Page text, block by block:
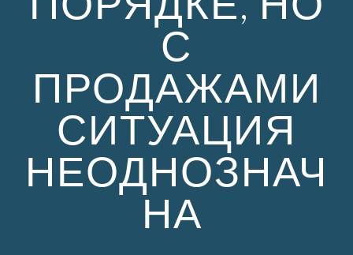
С
ПРОДАЖАМИ
СИТУАЦИЯ
НЕОДНОЗНАЧ
НА